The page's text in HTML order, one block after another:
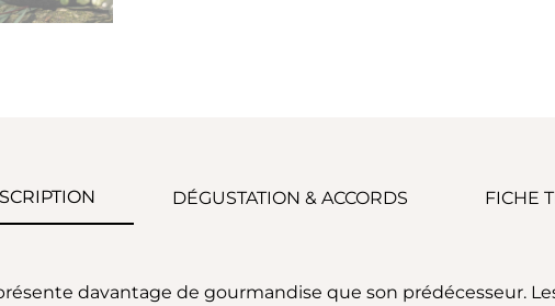
DÉGUSTATION & ACCORDS FICHE
davantage de gourmandise que son prédécesseur.